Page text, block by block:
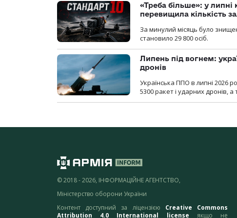
«Треба більше»: у липні
перевищила кількість
За минулий місяць було
становило 29 800 осіб.
Липень під вогнем:
дронів
Українська ППО в липні 2026
5300 ракет і ударних дронів,
© 2018 - 2026, ІНФОРМАЦІЙНЕ АГЕНТСТВО,
Міністерство оборони України
Контент доступний за ліцензією Creative Commons
Attribution 4.0 International license якщо не